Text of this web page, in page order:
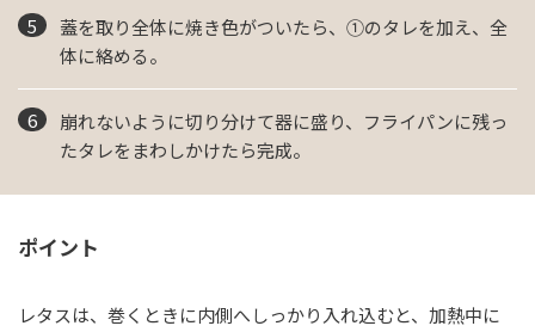
蓋を取り全体に焼き色がついたら、①のタレを加え、全
体に絡める。
崩れないように切り分けて器に盛り、フライパンに残っ
たタレをまわしかけたら完成。
ポイント
レタスは、巻くときに内側へしっかり入れ込むと、加熱中に